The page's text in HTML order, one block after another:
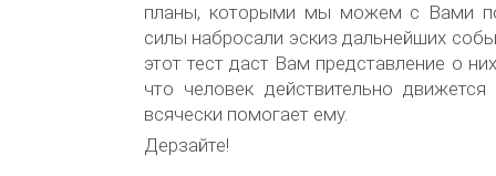
планы, которыми мы можем с Вами
силы набросали эскиз дальнейших
этот тест даст Вам представление о
что человек действительно
всячески помогает ему.
Дерзайте!